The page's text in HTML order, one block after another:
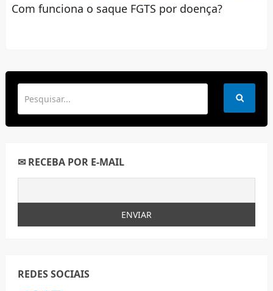
Com funciona o saque FGTS por doença?
✉ RECEBA POR E-MAIL
REDES SOCIAIS